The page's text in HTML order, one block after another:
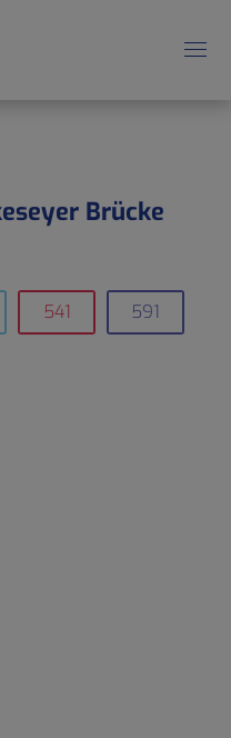
Brücke
541 591